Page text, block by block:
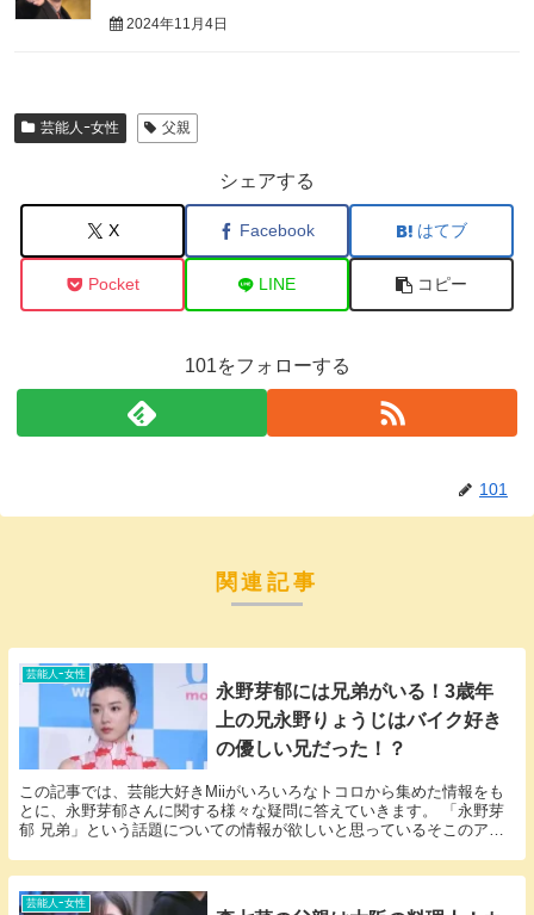
2024年11月4日
芸能人ｰ女性 父親
シェアする
X Facebook はてブ
Pocket LINE コピー
101をフォローする
101
関連記事
芸能人ｰ女性
永野芽郁には兄弟がいる！3歳年
上の兄永野りょうじはバイク好き
の優しい兄だった！？
この記事では、芸能大好きMiiがいろいろなトコロから集めた情報をも
とに、永野芽郁さんに関する様々な疑問に答えていきます。 「永野芽
郁 兄弟」という話題についての情報が欲しいと思っているそこのアナ
芸能人ｰ女性